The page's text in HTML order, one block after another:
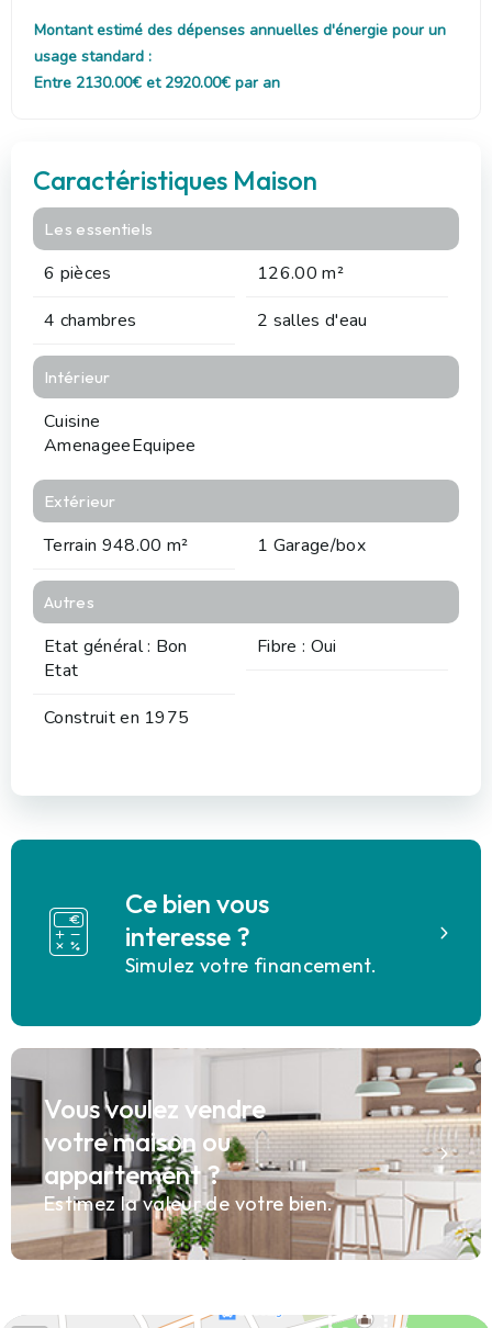
Montant estimé des dépenses annuelles d'énergie pour un
usage standard :
Entre 2130.00€ et 2920.00€ par an
Caractéristiques Maison
Les essentiels
6 pièces
126.00 m²
4 chambres
2 salles d'eau
Intérieur
Cuisine
AmenageeEquipee
Extérieur
Terrain 948.00 m² 1 Garage/box
Autres
Etat général : Bon
Etat
Fibre : Oui
Construit en 1975
Ce bien vous
interesse ?
Simulez votre financement.
Vous voulez vendre
votre maison ou
appartement ?
Estimez la valeur de votre bien.